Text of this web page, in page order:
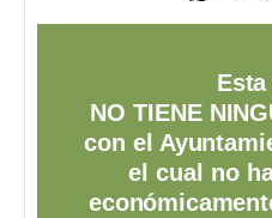
NO TIENE
con el
el cual no